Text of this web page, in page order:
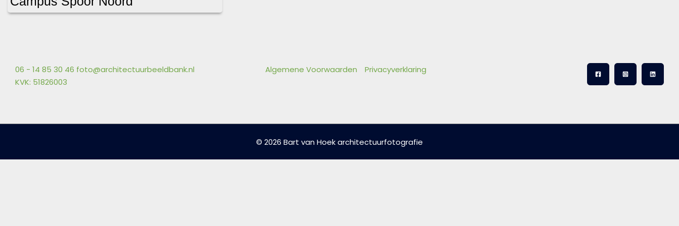
06 - 14 85 30 46 foto@architectuurbeeldbank.nl
KVK: 51826003
Algemene Voorwaarden Privacyverklaring
© 2026 Bart van Hoek architectuurfotografie